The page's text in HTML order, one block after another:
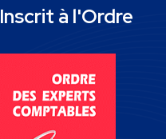
Inscrit à l'Ordre